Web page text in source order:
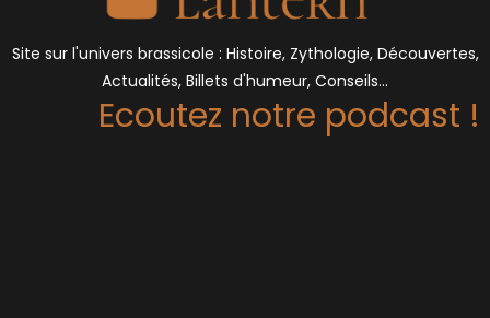
Site sur l'univers brassicole : Histoire, Zythologie, Découvertes,
Actualités, Billets d'humeur, Conseils…
Ecoutez notre podcast !